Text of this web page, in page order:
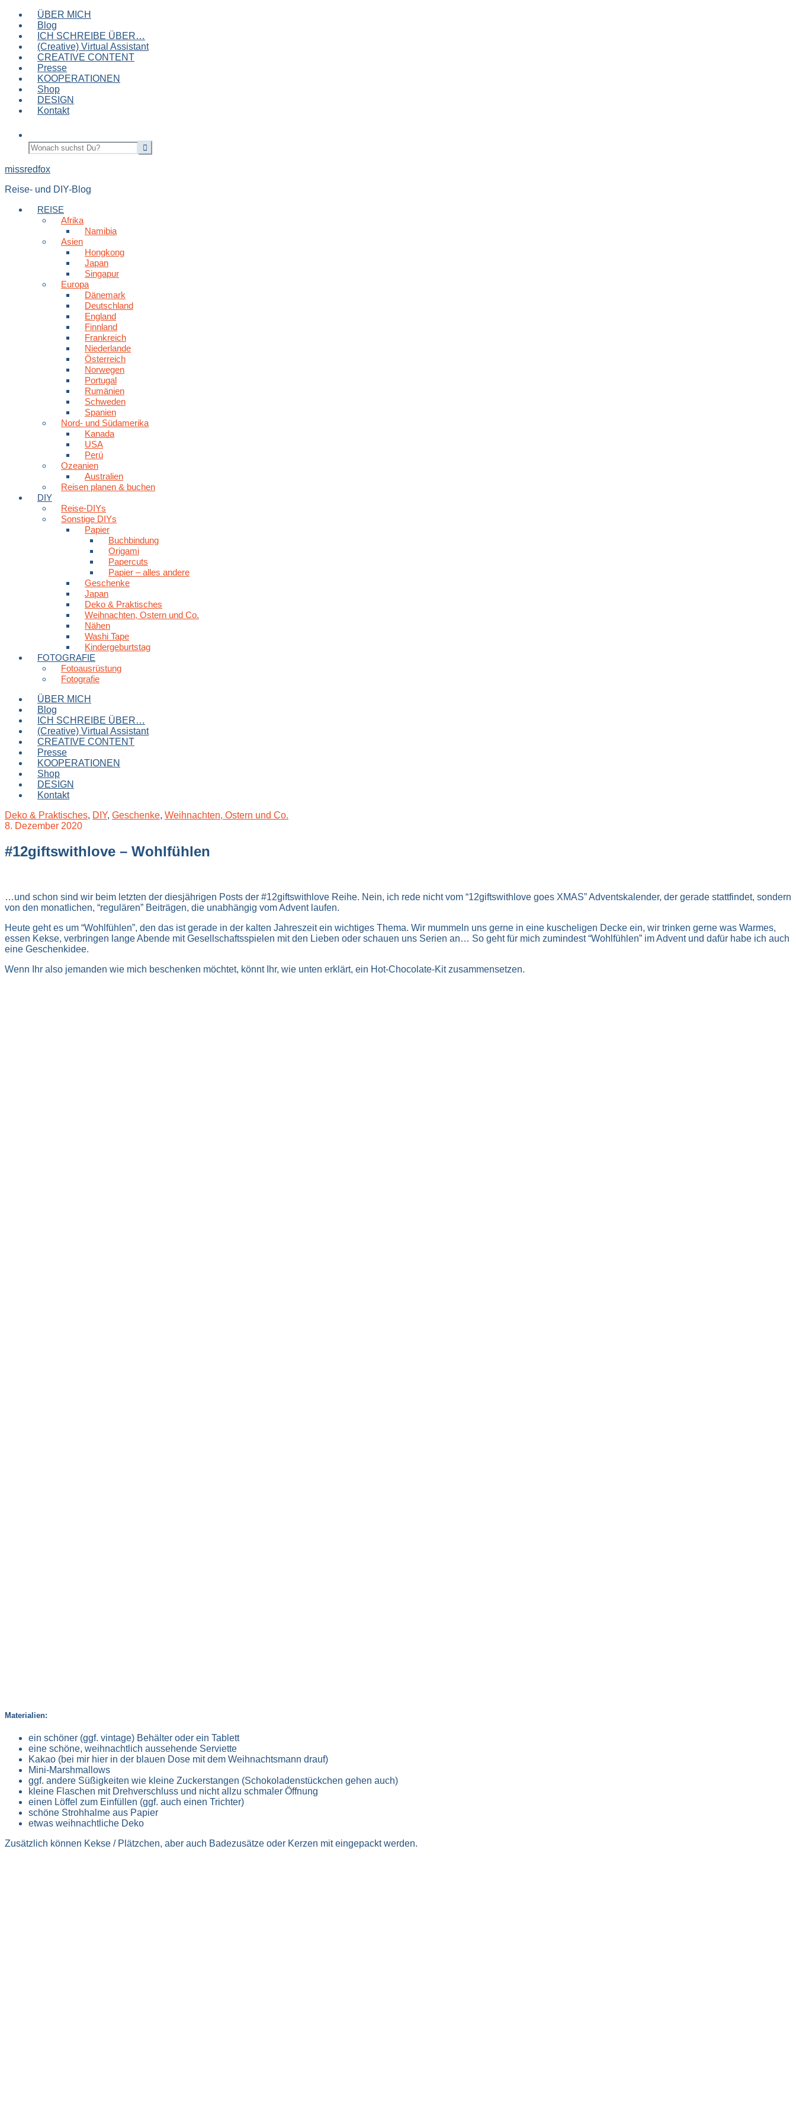
ÜBER MICH
Blog
ICH SCHREIBE ÜBER…
(Creative) Virtual Assistant
CREATIVE CONTENT
Presse
KOOPERATIONEN
Shop
DESIGN
Kontakt
missredfox
Reise- und DIY-Blog
REISE
Afrika
Namibia
Asien
Hongkong
Japan
Singapur
Europa
Dänemark
Deutschland
England
Finnland
Frankreich
Niederlande
Österreich
Norwegen
Portugal
Rumänien
Schweden
Spanien
Nord- und Südamerika
Kanada
USA
Perú
Ozeanien
Australien
Reisen planen & buchen
DIY
Reise-DIYs
Sonstige DIYs
Papier
Buchbindung
Origami
Papercuts
Papier – alles andere
Geschenke
Japan
Deko & Praktisches
Weihnachten, Ostern und Co.
Nähen
Washi Tape
Kindergeburtstag
FOTOGRAFIE
Fotoausrüstung
Fotografie
ÜBER MICH
Blog
ICH SCHREIBE ÜBER…
(Creative) Virtual Assistant
CREATIVE CONTENT
Presse
KOOPERATIONEN
Shop
DESIGN
Kontakt
Deko & Praktisches, DIY, Geschenke, Weihnachten, Ostern und Co.
8. Dezember 2020
#12giftswithlove – Wohlfühlen
…und schon sind wir beim letzten der diesjährigen Posts der #12giftswithlove Reihe. Nein, ich rede nicht vom “12giftswithlove goes XMAS” Adventskalender, der gerade stattfindet, sondern
von den monatlichen, “regulären” Beiträgen, die unabhängig vom Advent laufen.
Heute geht es um “Wohlfühlen”, den das ist gerade in der kalten Jahreszeit ein wichtiges Thema. Wir mummeln uns gerne in eine kuscheligen Decke ein, wir trinken gerne was Warmes,
essen Kekse, verbringen lange Abende mit Gesellschaftsspielen mit den Lieben oder schauen uns Serien an… So geht für mich zumindest “Wohlfühlen” im Advent und dafür habe ich auch
eine Geschenkidee.
Wenn Ihr also jemanden wie mich beschenken möchtet, könnt Ihr, wie unten erklärt, ein Hot-Chocolate-Kit zusammensetzen.
Materialien:
ein schöner (ggf. vintage) Behälter oder ein Tablett
eine schöne, weihnachtlich aussehende Serviette
Kakao (bei mir hier in der blauen Dose mit dem Weihnachtsmann drauf)
Mini-Marshmallows
ggf. andere Süßigkeiten wie kleine Zuckerstangen (Schokoladenstückchen gehen auch)
kleine Flaschen mit Drehverschluss und nicht allzu schmaler Öffnung
einen Löffel zum Einfüllen (ggf. auch einen Trichter)
schöne Strohhalme aus Papier
etwas weihnachtliche Deko
Zusätzlich können Kekse / Plätzchen, aber auch Badezusätze oder Kerzen mit eingepackt werden.